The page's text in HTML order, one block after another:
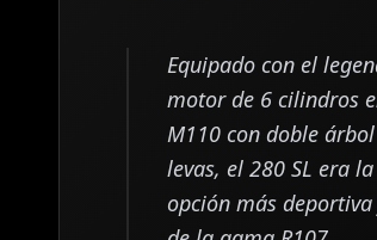
Equipado con el
motor de 6 cilindros
M110 con doble
levas, el 280 SL era la
opción más